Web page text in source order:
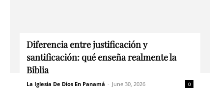
Diferencia entre justificación y
santificación: qué enseña realmente la
Biblia
La Iglesia De Dios En Panamá - June 30, 2026 0